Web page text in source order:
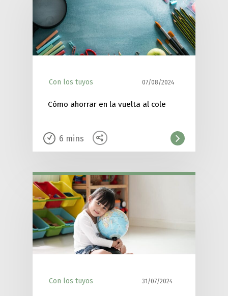
Con los tuyos 07/08/2024
Cómo ahorrar en la vuelta al cole
6 mins
Con los tuyos 31/07/2024